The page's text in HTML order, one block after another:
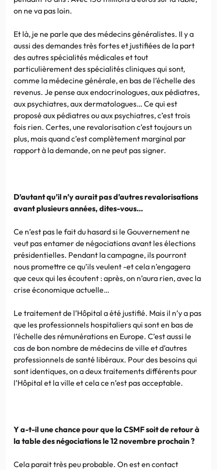
on ne va pas loin.
Et là, je ne parle que des médecins généralistes. Il y a
aussi des demandes très fortes et justifiées de la part
des autres spécialités médicales et tout
particulièrement des spécialités cliniques qui sont,
comme la médecine générale, en bas de l’échelle des
revenus. Je pense aux endocrinologues, aux pédiatres,
aux psychiatres, aux dermatologues… Ce qui est
proposé aux pédiatres ou aux psychiatres, c’est trois
fois rien. Certes, une revalorisation c’est toujours un
plus, mais quand c’est complètement marginal par
rapport à la demande, on ne peut pas signer.
D’autant qu’il n’y aurait pas d’autres revalorisations
avant plusieurs années, dites-vous…
Ce n’est pas le fait du hasard si le Gouvernement ne
veut pas entamer de négociations avant les élections
présidentielles. Pendant la campagne, ils pourront
nous promettre ce qu’ils veulent -et cela n’engagera
que ceux qui les écoutent : après, on n’aura rien, avec la
crise économique actuelle…
Le traitement de l’Hôpital a été justifié. Mais il n’y a pas
que les professionnels hospitaliers qui sont en bas de
l’échelle des rémunérations en Europe. C’est aussi le
cas de bon nombre de médecins de ville et d’autres
professionnels de santé libéraux. Pour des besoins qui
sont identiques, on a deux traitements différents pour
l’Hôpital et la ville et cela ce n’est pas acceptable.
Y a-t-il une chance pour que la CSMF soit de retour à
la table des négociations le 12 novembre prochain ?
Cela parait très peu probable. On est en contact